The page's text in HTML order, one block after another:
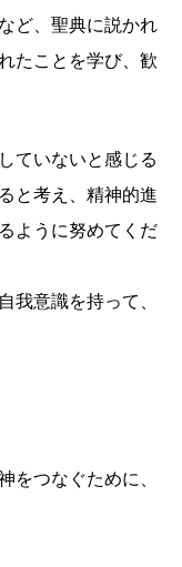
ど、聖典に説かれ
たことを学び、歓
ていないと感じる
と考え、精神的進
ように努めてくだ
我意識を持って、
つなぐために、